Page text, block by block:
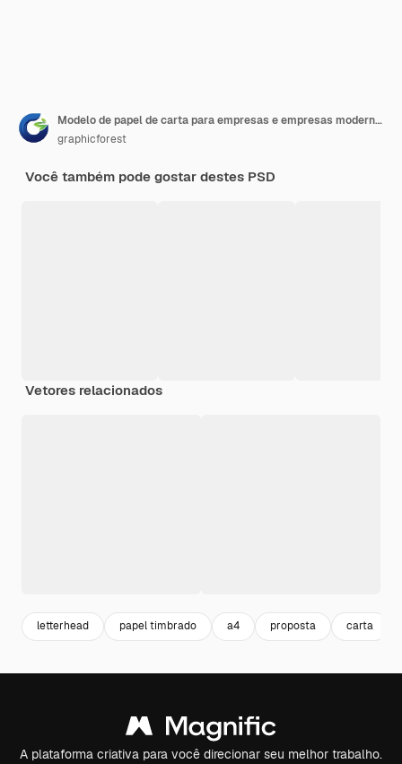
Modelo de papel de carta para empresas e empresas modernas
graphicforest
Você também pode gostar destes PSD
Vetores relacionados
letterhead papel timbrado a4 proposta carta
A plataforma criativa para você direcionar seu melhor trabalho.